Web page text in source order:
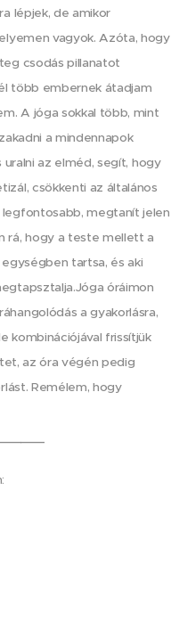
lépjek, de amikor
vagyok. Azóta, hogy
csodás pillanatot
több embernek átadjam
A jóga sokkal több, mint
a mindennapok
az elméd, segít, hogy
csökkenti az általános
megtanít jelen
rá, hogy a teste mellett a
tartsa, és aki
óráimon
a gyakorlásra,
kombinációjával frissítjük
az óra végén pedig
Remélem, hogy